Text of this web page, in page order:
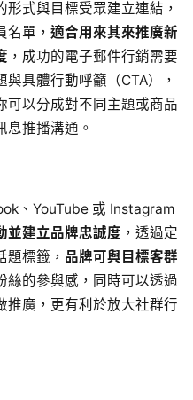
式與目標受眾建立連結，
單， 適合用來其來推廣新
，成功的電子郵件行銷需要
具體行動呼籲（CTA），
可以分成對不同主題或商品
推播溝通。
、YouTube 或 Instagram
並建立品牌忠誠度 ，透過定
標籤， 品牌可與目標客群
絲的參與感，同時可以透過
推廣，更有利於放大社群行